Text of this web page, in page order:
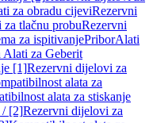
za obradu cijeviRezervni
za tlačnu probuRezervni
za ispitivanjePriborAlati
za Geberit
[1]Rezervni dijelovi za
alata za
alata za stiskanje
/ [2]Rezervni dijelovi za